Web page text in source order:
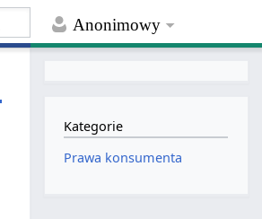
Anonimowy
Kategorie
Prawa konsumenta